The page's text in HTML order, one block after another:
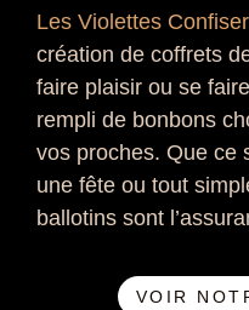
Les Violettes
création de coffrets
faire plaisir ou se
rempli de bonbons
vos proches. Que ce
une fête ou tout
ballotins sont
VOIR